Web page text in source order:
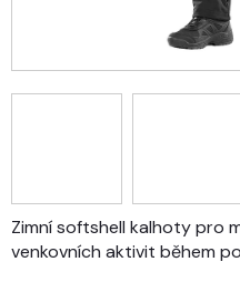
Zimní softshell kalhoty pro
venkovních aktivit během